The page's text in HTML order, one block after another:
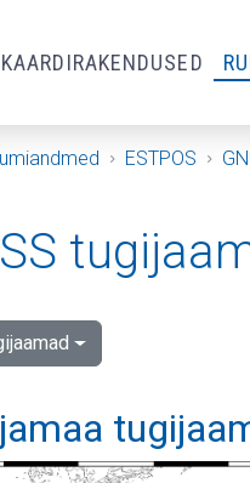
KAARDIRAKENDUSED
ESTPOS